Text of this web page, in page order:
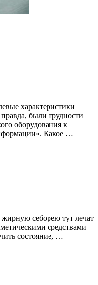
характеристики
были трудности
оборудования к
Какое …
себорею тут лечат
средствами
состояние, …